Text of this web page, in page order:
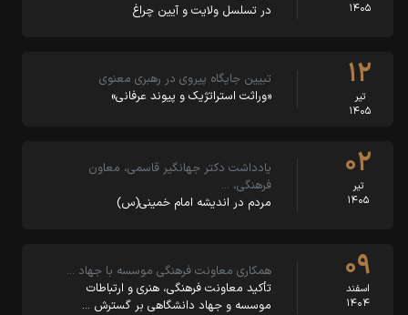
۱۴۰۵
در تسلسل ولایت و آیین چراغ
۱۲
تیر
۱۴۰۵
تبیین جایگاه پیروی در رهبری معنوی
«وراثت استراتژیک و پیوند عرفانی»
۰۲
تیر
۱۴۰۵
یادداشت دکتر جهانگیر قاسمی، معاون
فرهنگی، …
مردم در اندیشه امام خمینی(س)
۰۹
اسفند
۱۴۰۴
همکاری معاونت فرهنگی موسسه با جهاد …
تأکید معاونت فرهنگی، هنری و ارتباطات
موسسه و جهاد دانشگاهی بر گسترش …